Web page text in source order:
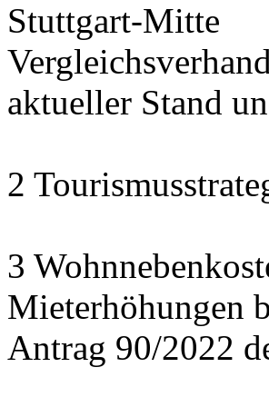
Stuttgart-Mitte
aktueller Stand
2
3
Mieterhöhungen
Antrag 90/2022